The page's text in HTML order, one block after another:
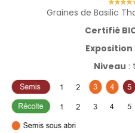
Graines de Basilic
Certifié
Exposition
Niveau :